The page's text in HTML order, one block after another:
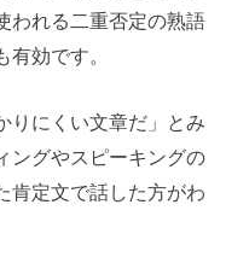
われる二重否定の熟語
効です。
りにくい文章だ」とみ
ングやスピーキングの
肯定文で話した方がわ